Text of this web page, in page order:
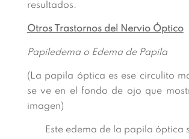
resultados.
Otros Trastornos del Nervio Óptico
Papiledema o Edema de Papila
(La papila óptica es ese circulito
se ve en el fondo de ojo que
imagen)
Este edema de la papila óptica